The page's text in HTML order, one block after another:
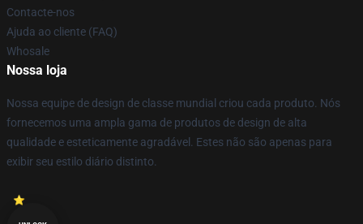
Contacte-nos
Ajuda ao cliente (FAQ)
Whosale
Nossa loja
Nossa equipe de design de classe mundial criou cada produto. Nós
fornecemos uma ampla gama de produtos de design de alta
qualidade e esteticamente agradável. Estes não são apenas para
exibir seu estilo diário distinto.